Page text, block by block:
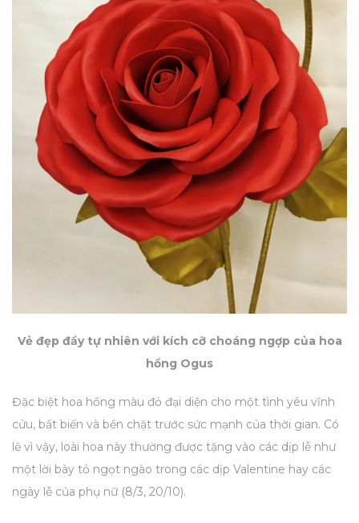
Vẻ đẹp đầy tự nhiên với kích cỡ choáng ngợp của hoa
hồng Ogus
Đặc biệt hoa hồng màu đỏ đại diện cho một tình yêu vĩnh
cửu, bất biến và bền chặt trước sức mạnh của thời gian. Có
lẽ vì vậy, loài hoa này thường được tặng vào các dịp lễ như
một lời bày tỏ ngọt ngào trong các dịp Valentine hay các
ngày lễ của phụ nữ (8/3, 20/10).